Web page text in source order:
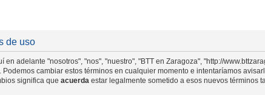
de uso
en adelante "nosotros", "nos", "nuestro", "BTT en Zaragoza", "http://
Podemos cambiar estos términos en cualquier momento e intentaríamos
significa que acuerdaestar legalmente sometido a esos nuevos términos